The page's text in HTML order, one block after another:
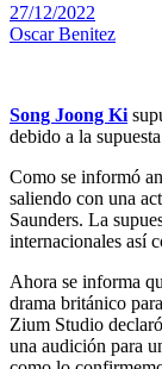
27/12/2022
Oscar Benitez
Song Joong Ki
debido a la
Como se informó
saliendo con una
Saunders. La
internacionales así
Ahora se informa
drama británico
Zium Studio
una audición para